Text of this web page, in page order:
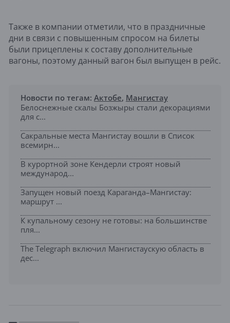
Также в компании отметили, что в праздничные
дни в связи с повышенным спросом на билеты
были прицеплены к составу дополнительные
вагоны, поэтому данный вагон был выпущен в рейс.
Новости по тегам: Актобе, Мангистау
Белоснежные скалы Бозжыры стали декорациями
для с...
Сакральные места Мангистау вошли в Список
всемирн...
В курортной зоне Кендерли строят новый
международ...
Запущен новый поезд Караганда–Мангистау:
маршрут ...
К купальному сезону не готовы: на большинстве
пля...
The Telegraph включил Мангистаускую область в
дес...